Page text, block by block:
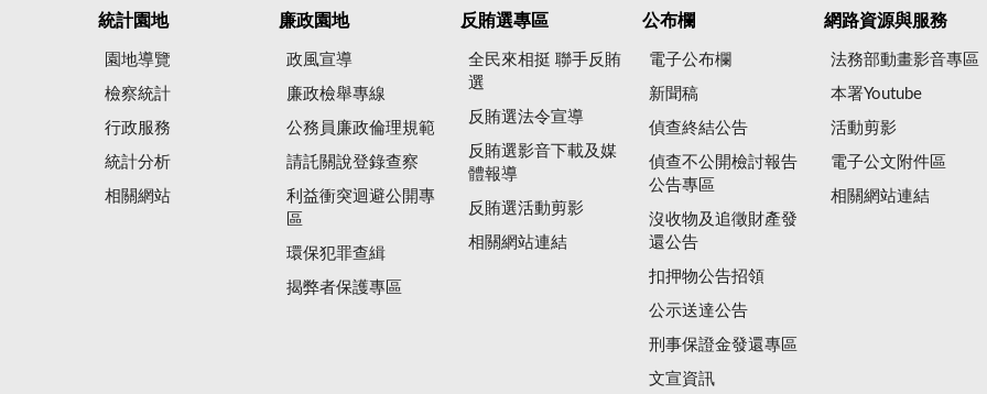
統計園地
園地導覽
檢察統計
行政服務
統計分析
相關網站
廉政園地
政風宣導
廉政檢舉專線
公務員廉政倫理規範
請託關說登錄查察
利益衝突迴避公開專
區
環保犯罪查緝
揭弊者保護專區
反賄選專區
全民來相挺 聯手反賄
選
反賄選法令宣導
反賄選影音下載及媒
體報導
反賄選活動剪影
相關網站連結
公布欄
電子公布欄
新聞稿
偵查終結公告
偵查不公開檢討報告
公告專區
沒收物及追徵財產發
還公告
扣押物公告招領
公示送達公告
刑事保證金發還專區
文宣資訊
網路資源與服務
法務部動畫影音專區
本署Youtube
活動剪影
電子公文附件區
相關網站連結